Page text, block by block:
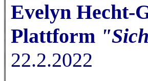
Evelyn Hecht-
Plattform
22.2.2022